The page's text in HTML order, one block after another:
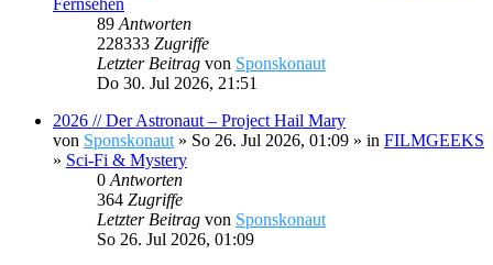
89 Antworten
228333 Zugriffe
Letzter Beitrag von Sponskonaut
Do 30. Jul 2026, 21:51
2026 // Der Astronaut – Project Hail Mary
von Sponskonaut » So 26. Jul 2026, 01:09 » in FILMGEEKS
» Sci-Fi & Mystery
0 Antworten
364 Zugriffe
Letzter Beitrag von Sponskonaut
So 26. Jul 2026, 01:09